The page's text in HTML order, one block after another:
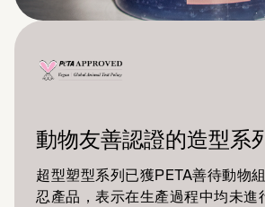
動物友善認證的造型系
超型塑型系列已獲PETA善待動物
忍產品，表示在生產過程中均未進